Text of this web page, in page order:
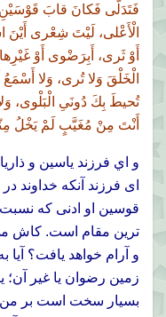
فَتَدَلّى فَكانَ قابَ قَوْسَيْنِ
الْأَعْلى، لَيْتَ شِعْرى
أَوْ ثَرى، أَبِرَضْوى أَوْ
الْخَلْقَ وَلا تُرى، وَلا
تُحيطَ بِكَ دُونَىِ الْبَلْوى،
أَنْتَ مِنْ مُغَيَّبٍ لَمْ يَخْلُ
و اي فرزند ياسين و
اى فرزند آنکه
قوسين او ادنى كه
ترين مقام است. كاش مى
و آرام خواهد يافت؟ آيا
زمين رضوان يا غير آن؛
بسيار سخت است بر من